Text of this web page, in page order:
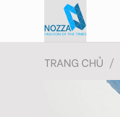
TRANG CHỦ /